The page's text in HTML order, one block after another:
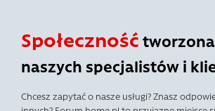
Społeczność
naszych specjalistów i
Chcesz zapytać o nasze usługi? Znasz